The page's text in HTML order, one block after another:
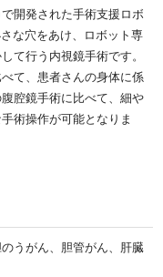
開発された手術支援ロボ
な穴をあけ、ロボット専
て行う内視鏡手術です。
て、患者さんの身体に係
腔鏡手術に比べて、細や
術操作が可能となりま
うがん、胆管がん、肝臓